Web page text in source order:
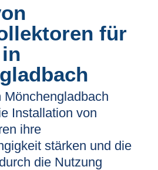
für
Mönchengladbach
Installation von
ihre
stärken und die
die Nutzung